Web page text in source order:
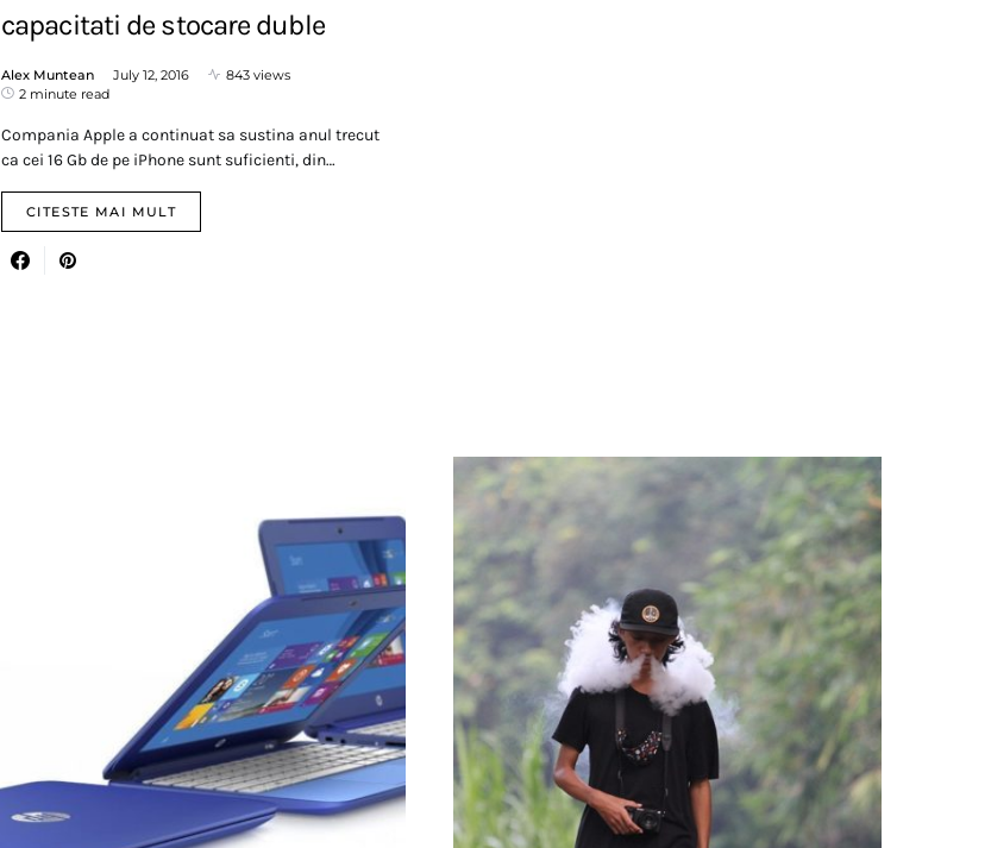
capacitati de stocare duble
Alex Muntean July 12, 2016
843 views
2 minute read
Compania Apple a continuat sa sustina anul trecut
ca cei 16 Gb de pe iPhone sunt suficienti, din…
CITESTE MAI MULT